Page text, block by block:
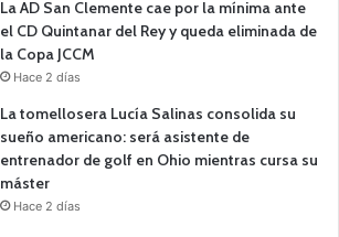
La AD San Clemente cae por la mínima ante
el CD Quintanar del Rey y queda eliminada de
la Copa JCCM
Hace 2 días
La tomellosera Lucía Salinas consolida su
sueño americano: será asistente de
entrenador de golf en Ohio mientras cursa su
máster
Hace 2 días